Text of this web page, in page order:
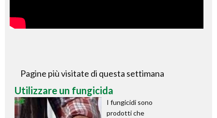
Pagine più visitate di questa settimana
Utilizzare un fungicida
I fungicidi sono
prodotti che